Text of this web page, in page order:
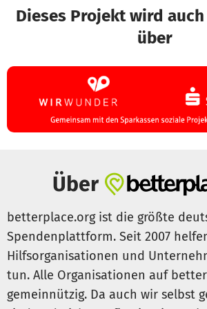
schließen und ihre Selbständigkeit im
Die gesammelten Spenden werden
Abzahlung des Kredits verwendet, der
die Ausstattung des Kleinbusses
Mit eurer Unterstützung können wir
dieser wichtige Bestandteil unserer
Die erfolgreiche Finanzierung dieses
ermöglichen, unser Unternehmen zu
Zukunft planen wir, barrierefreie
um unser Angebot weiter auszubauen
die Bedürfnisse unserer Gäste eingehen
Dieses Projekt wird
über
Über
betterplace.org ist die größte
Spendenplattform. Seit 2007
Hilfsorganisationen und
tun. Alle Organisationen auf
gemeinnützig. Da auch wir selbst